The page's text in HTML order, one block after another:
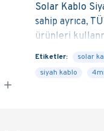
Solar Kablo
sahip ayrıca,
ürünleri
DAHA
ÜRÜNÜ
Etiketler: solar
siyah kablo